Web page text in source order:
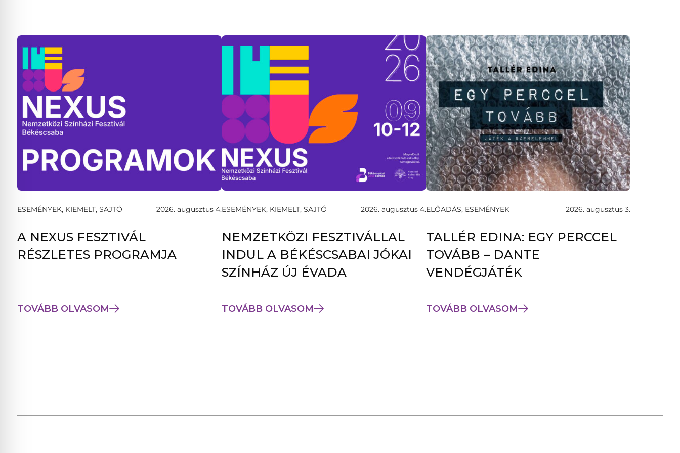
ESEMÉNYEK, KIEMELT, SAJTÓ 2026. augusztus 4.
A NEXUS FESZTIVÁL
RÉSZLETES PROGRAMJA
TOVÁBB OLVASOM
ESEMÉNYEK, KIEMELT, SAJTÓ 2026. augusztus 4.
NEMZETKÖZI FESZTIVÁLLAL
INDUL A BÉKÉSCSABAI JÓKAI
SZÍNHÁZ ÚJ ÉVADA
TOVÁBB OLVASOM
ELŐADÁS, ESEMÉNYEK 2026. augusztus 3.
TALLÉR EDINA: EGY PERCCEL
TOVÁBB – DANTE
VENDÉGJÁTÉK
TOVÁBB OLVASOM